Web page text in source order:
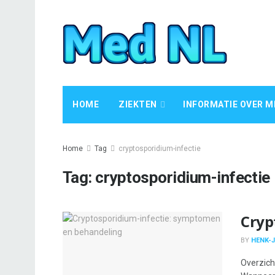
HOME ZIEKTEN INFORMATIE OVER
Home Tag cryptosporidium-infectie
Tag: cryptosporidium-infectie
BY HENK-